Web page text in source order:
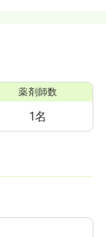
薬剤師数
1名